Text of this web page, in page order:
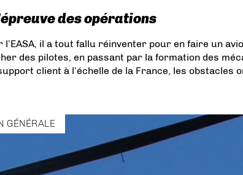
des opérations
il a tout fallu réinventer pour en faire un
des pilotes, en passant par la formation des
client à l’échelle de la France, les obstacles
GÉNÉRALE